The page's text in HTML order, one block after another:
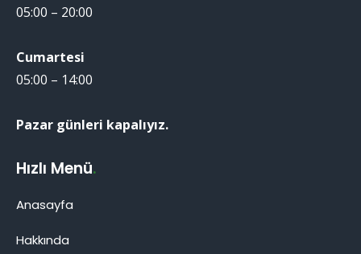
05:00 – 20:00
Cumartesi
05:00 – 14:00
Pazar günleri kapalıyız.
Hızlı Menü.
Anasayfa
Hakkında